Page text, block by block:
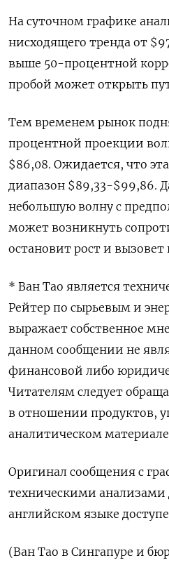
На суточном графике
нисходящего тренда от
выше 50-процентной
пробой может открыть
Тем временем рынок
процентной проекции
$86,08. Ожидается, что
диапазон $89,33-$99,86.
небольшую волну c
может возникнуть
остановит рост и
* Ван Тао является
Рейтер по сырьевым и
выражает собственное
данном сообщении не
финансовой либо
Читателям следует
в отношении продуктов,
аналитическом
Оригинал сообщения с
техническими анализами
английском языке
(Ван Тао в Сингапуре и